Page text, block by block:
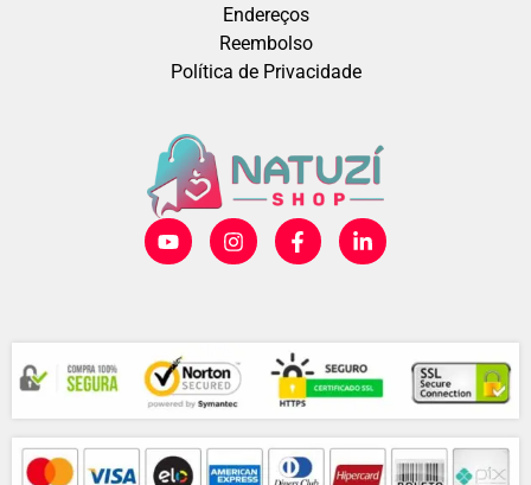
Endereços
Reembolso
Política de Privacidade
Compra Segura
Formas de Pagamentos